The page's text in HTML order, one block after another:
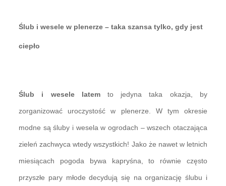
Ślub i wesele w plenerze – taka szansa tylko, gdy jest
ciepło
Ślub i wesele latemto jedyna taka okazja, by
zorganizować uroczystość w plenerze. W tym okresie
modne są śluby i wesela w ogrodach – wszech otaczająca
zieleń zachwyca wtedy wszystkich! Jako że nawet w letnich
miesiącach pogoda bywa kapryśna, to równie często
przyszłe pary młode decydują się na organizację ślubu i